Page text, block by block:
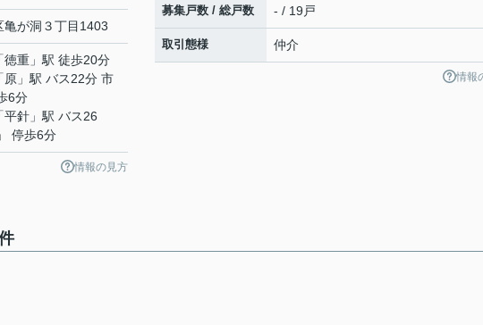
亀が洞 ３丁目1403
「徳重 」駅 徒歩20分
「 原 」駅 バス22分 市
6分
「平針 」駅 バス26
停歩6分
情報の見方
募集戸数 / 総戸数 - / 19戸
取引態様 仲介
情報